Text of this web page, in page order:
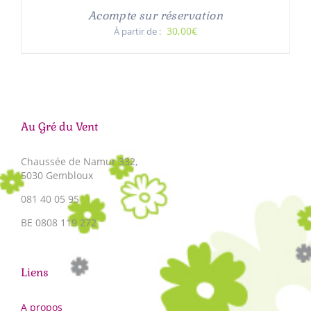
Acompte sur réservation
À partir de : 30,00€
Au Gré du Vent
Chaussée de Namur 332,
5030 Gembloux
081 40 05 95
BE 0808 119 272
Liens
A propos